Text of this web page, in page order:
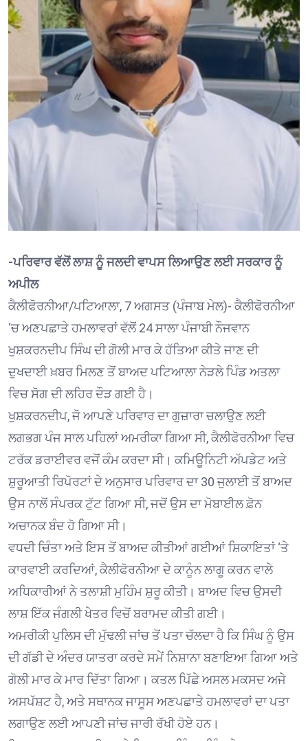
-ਪਰਿਵਾਰ ਵੱਲੋਂ ਲਾਸ਼ ਨੂੰ ਜਲਦੀ ਵਾਪਸ ਲਿਆਉਣ ਲਈ ਸਰਕਾਰ ਨੂੰ
ਅਪੀਲ
ਕੈਲੀਫੋਰਨੀਆ/ਪਟਿਆਲਾ, 7 ਅਗਸਤ (ਪੰਜਾਬ ਮੇਲ)- ਕੈਲੀਫੋਰਨੀਆ
‘ਚ ਅਣਪਛਾਤੇ ਹਮਲਾਵਰਾਂ ਵੱਲੋਂ 24 ਸਾਲਾ ਪੰਜਾਬੀ ਨੌਜਵਾਨ
ਖੁਸ਼ਕਰਨਦੀਪ ਸਿੰਘ ਦੀ ਗੋਲੀ ਮਾਰ ਕੇ ਹੱਤਿਆ ਕੀਤੇ ਜਾਣ ਦੀ
ਦੁਖਦਾਈ ਖ਼ਬਰ ਮਿਲਣ ਤੋਂ ਬਾਅਦ ਪਟਿਆਲਾ ਨੇੜਲੇ ਪਿੰਡ ਅਤਲਾ
ਵਿਚ ਸੋਗ ਦੀ ਲਹਿਰ ਦੌੜ ਗਈ ਹੈ।
ਖੁਸ਼ਕਰਨਦੀਪ, ਜੋ ਆਪਣੇ ਪਰਿਵਾਰ ਦਾ ਗੁਜ਼ਾਰਾ ਚਲਾਉਣ ਲਈ
ਲਗਭਗ ਪੰਜ ਸਾਲ ਪਹਿਲਾਂ ਅਮਰੀਕਾ ਗਿਆ ਸੀ, ਕੈਲੀਫੋਰਨੀਆ ਵਿਚ
ਟਰੱਕ ਡਰਾਈਵਰ ਵਜੋਂ ਕੰਮ ਕਰਦਾ ਸੀ। ਕਮਿਊਨਿਟੀ ਅੱਪਡੇਟ ਅਤੇ
ਸ਼ੁਰੂਆਤੀ ਰਿਪੋਰਟਾਂ ਦੇ ਅਨੁਸਾਰ ਪਰਿਵਾਰ ਦਾ 30 ਜੁਲਾਈ ਤੋਂ ਬਾਅਦ
ਉਸ ਨਾਲੋਂ ਸੰਪਰਕ ਟੁੱਟ ਗਿਆ ਸੀ, ਜਦੋਂ ਉਸ ਦਾ ਮੋਬਾਈਲ ਫ਼ੋਨ
ਅਚਾਨਕ ਬੰਦ ਹੋ ਗਿਆ ਸੀ।
ਵਧਦੀ ਚਿੰਤਾ ਅਤੇ ਇਸ ਤੋਂ ਬਾਅਦ ਕੀਤੀਆਂ ਗਈਆਂ ਸ਼ਿਕਾਇਤਾਂ ‘ਤੇ
ਕਾਰਵਾਈ ਕਰਦਿਆਂ, ਕੈਲੀਫੋਰਨੀਆ ਦੇ ਕਾਨੂੰਨ ਲਾਗੂ ਕਰਨ ਵਾਲੇ
ਅਧਿਕਾਰੀਆਂ ਨੇ ਤਲਾਸ਼ੀ ਮੁਹਿੰਮ ਸ਼ੁਰੂ ਕੀਤੀ। ਬਾਅਦ ਵਿਚ ਉਸਦੀ
ਲਾਸ਼ ਇੱਕ ਜੰਗਲੀ ਖੇਤਰ ਵਿਚੋਂ ਬਰਾਮਦ ਕੀਤੀ ਗਈ।
ਅਮਰੀਕੀ ਪੁਲਿਸ ਦੀ ਮੁੱਢਲੀ ਜਾਂਚ ਤੋਂ ਪਤਾ ਚੱਲਦਾ ਹੈ ਕਿ ਸਿੰਘ ਨੂੰ ਉਸ
ਦੀ ਗੱਡੀ ਦੇ ਅੰਦਰ ਯਾਤਰਾ ਕਰਦੇ ਸਮੇਂ ਨਿਸ਼ਾਨਾ ਬਣਾਇਆ ਗਿਆ ਅਤੇ
ਗੋਲੀ ਮਾਰ ਕੇ ਮਾਰ ਦਿੱਤਾ ਗਿਆ। ਕਤਲ ਪਿੱਛੇ ਅਸਲ ਮਕਸਦ ਅਜੇ
ਅਸਪੱਸ਼ਟ ਹੈ, ਅਤੇ ਸਥਾਨਕ ਜਾਸੂਸ ਅਣਪਛਾਤੇ ਹਮਲਾਵਰਾਂ ਦਾ ਪਤਾ
ਲਗਾਉਣ ਲਈ ਆਪਣੀ ਜਾਂਚ ਜਾਰੀ ਰੱਖੀ ਹੋਏ ਹਨ।